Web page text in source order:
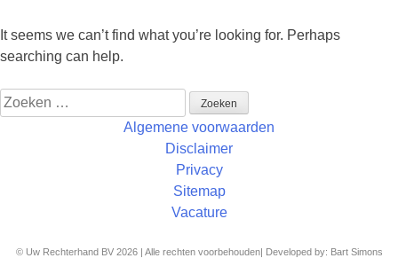
It seems we can’t find what you’re looking for. Perhaps
searching can help.
Zoeken
naar:
Algemene voorwaarden
Disclaimer
Privacy
Sitemap
Vacature
© Uw Rechterhand BV 2026 | Alle rechten voorbehouden| Developed by: Bart Simons